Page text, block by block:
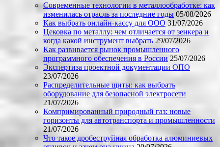
Современные технологии в металлообработке: как
изменилась отрасль за последние годы 05/08/2026
Как выбрать онлайн-кассу для ООО 31/07/2026
Цековка по металлу: чем отличается от зенкера и
когда какой инструмент выбрать 29/07/2026
Как развивается рынок промышленного
программного обеспечения в России 25/07/2026
Экспертиза проектной документации ОПО
23/07/2026
Распределительные щиты: как выбрать
оборудование для безопасной электросети
21/07/2026
Компримированный природный газ: новые
горизонты для автотранспорта и промышленности
21/07/2026
Что такое дробеструйная обработка алюминиевых